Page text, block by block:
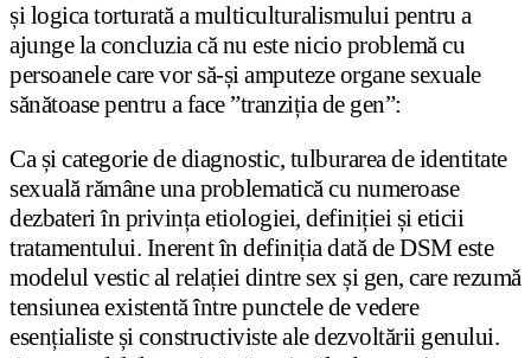
și logica torturată a multiculturalismului pentru a
ajunge la concluzia că nu este nicio problemă cu
persoanele care vor să-și amputeze organe sexuale
sănătoase pentru a face ”tranziția de gen”:
Ca și categorie de diagnostic, tulburarea de identitate
sexuală rămâne una problematică cu numeroase
dezbateri în privința etiologiei, definiției și eticii
tratamentului. Inerent în definiția dată de DSM este
modelul vestic al relației dintre sex și gen, care rezumă
tensiunea existentă între punctele de vedere
esențialiste și constructiviste ale dezvoltării genului.